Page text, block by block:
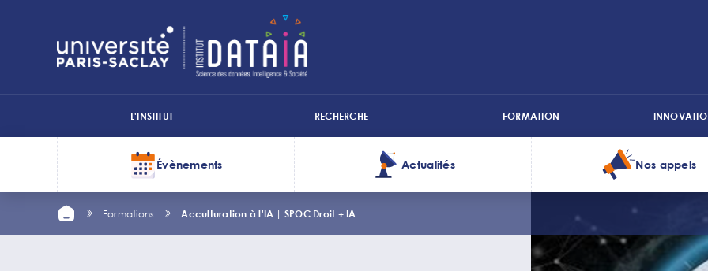
contenu
Menu
top
1
L'INSTITUT RECHERCHE FORMATION
Menu
Top
Évènements Actualités Nos appels
Formations Acculturation à l'IA | SPOC Droit + IA